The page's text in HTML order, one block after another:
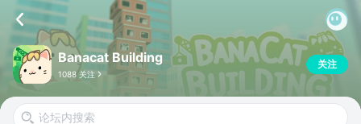
Banacat Building
1088 关注
关注